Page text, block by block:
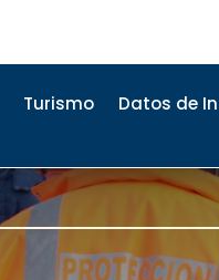
Turismo Datos de